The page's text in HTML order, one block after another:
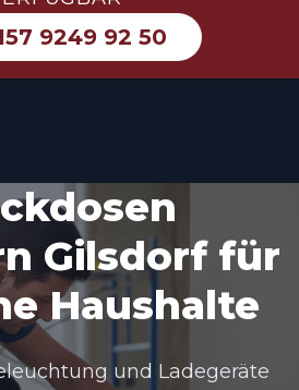
9249 92 50
Gilsdorf für
Haushalte
und Ladegeräte